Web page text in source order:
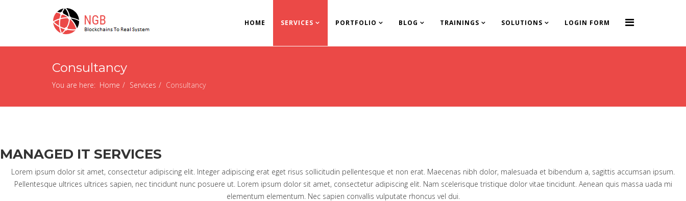
HOME SERVICES PORTFOLIO BLOG TRAININGS SOLUTIONS LOGIN FORM
Consultancy
You are here: Home Services Consultancy
MANAGED IT SERVICES
Lorem ipsum dolor sit amet, consectetur adipiscing elit. Integer adipiscing erat eget risus sollicitudin pellentesque et non erat. Maecenas nibh dolor, malesuada et bibendum a, sagittis accumsan ipsum.
Pellentesque ultrices ultrices sapien, nec tincidunt nunc posuere ut. Lorem ipsum dolor sit amet, consectetur adipiscing elit. Nam scelerisque tristique dolor vitae tincidunt. Aenean quis massa uada mi
elementum elementum. Nec sapien convallis vulputate rhoncus vel dui.